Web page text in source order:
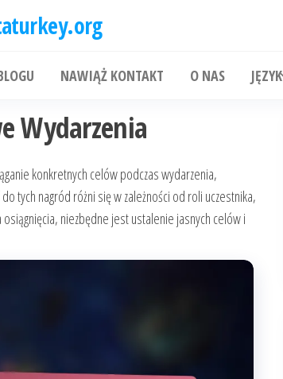
NAWIĄŻ KONTAKT O NAS JĘZYK
Wydarzenia
konkretnych celów podczas wydarzenia,
tych nagród różni się w zależności od roli uczestnika,
niezbędne jest ustalenie jasnych celów i